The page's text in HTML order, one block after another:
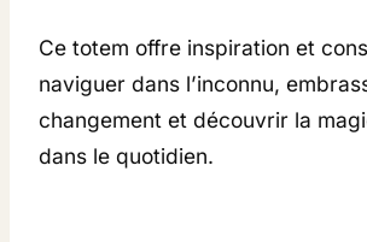
Ce totem offre inspiration et
naviguer dans l’inconnu,
changement et découvrir la
dans le quotidien.